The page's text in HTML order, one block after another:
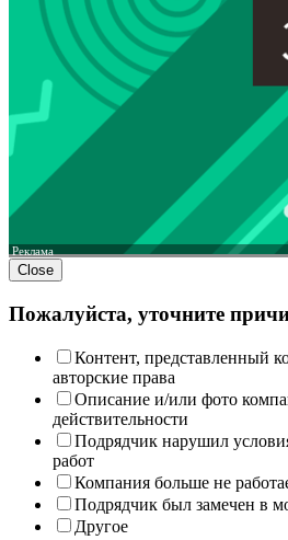
Реклама
Close
Пожалуйста, уточните
Контент, представленный
авторские права
Описание и/или фото
действительности
Подрядчик нарушил
работ
Компания больше не
Подрядчик был замечен в
Другое